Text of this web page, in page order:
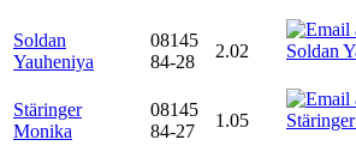
Soldan
Yauheniya
08145
84-28
2.02
Stäringer
Monika
08145
84-27
1.05